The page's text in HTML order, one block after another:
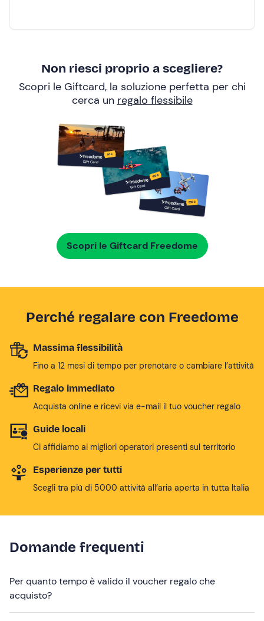
Non riesci proprio a scegliere?
Scopri le Giftcard, la soluzione perfetta per chi
cerca un regalo flessibile
Scopri le Giftcard Freedome
Perché regalare con Freedome
Massima flessibilità
Fino a 12 mesi di tempo per prenotare o cambiare l’attività
Regalo immediato
Acquista online e ricevi via e-mail il tuo voucher regalo
Guide locali
Ci affidiamo ai migliori operatori presenti sul territorio
Esperienze per tutti
Scegli tra più di 5000 attività all’aria aperta in tutta Italia
Domande frequenti
Per quanto tempo è valido il voucher regalo che
acquisto?